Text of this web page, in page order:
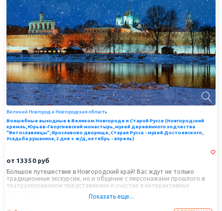
Великий Новгород и Новгородская область
Волшебные выходные в Великом Новгороде и Старой Руссе (Новгородский
кремль, Юрьев-Георгиевский монастырь, музей деревянного зодчества
"Витославлицы", Ярославово дворище, Старая Русса - музей Достоевского,
Усадьба рушанина, 2 дня + ж/д, октябрь - апрель)
от 13350 руб
Большое путешествие в Новгородский край! Вас ждут не только
традиционные экскурсии, но и общение с персонажами прошлого в
театрализованном представлении и участие в интерактивных
Показать еще...